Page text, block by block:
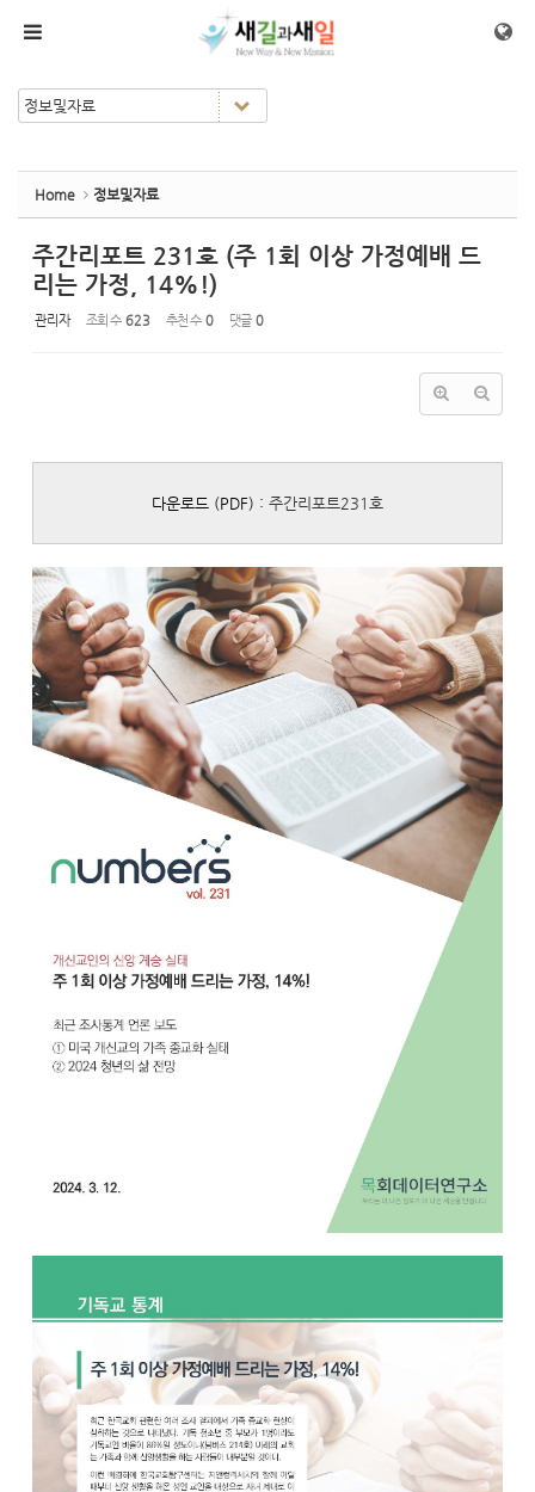
Home 정보및자료
주간리포트 231호 (주 1회 이상 가정예배 드
리는 가정, 14%!)
관리자 조회 수 623 추천 수 0 댓글 0
다운로드 (PDF) : 주간리포트231호